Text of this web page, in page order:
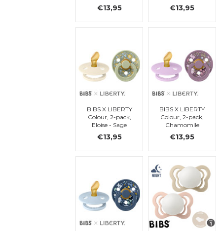
orthodontique,
€13,95
Sage Mix,
t. 1
€13,95
BIBS X LIBERTY
Colour, 2-pack,
Eloise - Sage
Mix,
orthodontique,
€13,95
BIBS X LIBERTY
Colour, 2-pack,
Chamomile
Lawn - Violet
Sky Mix,
t. 1
€13,95